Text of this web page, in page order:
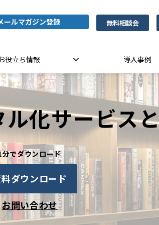
ールマガジン登録 無料相談会
役立ち情報 導入事例
化サービス
分でダウンロード
ダウンロード
お問い合わせ